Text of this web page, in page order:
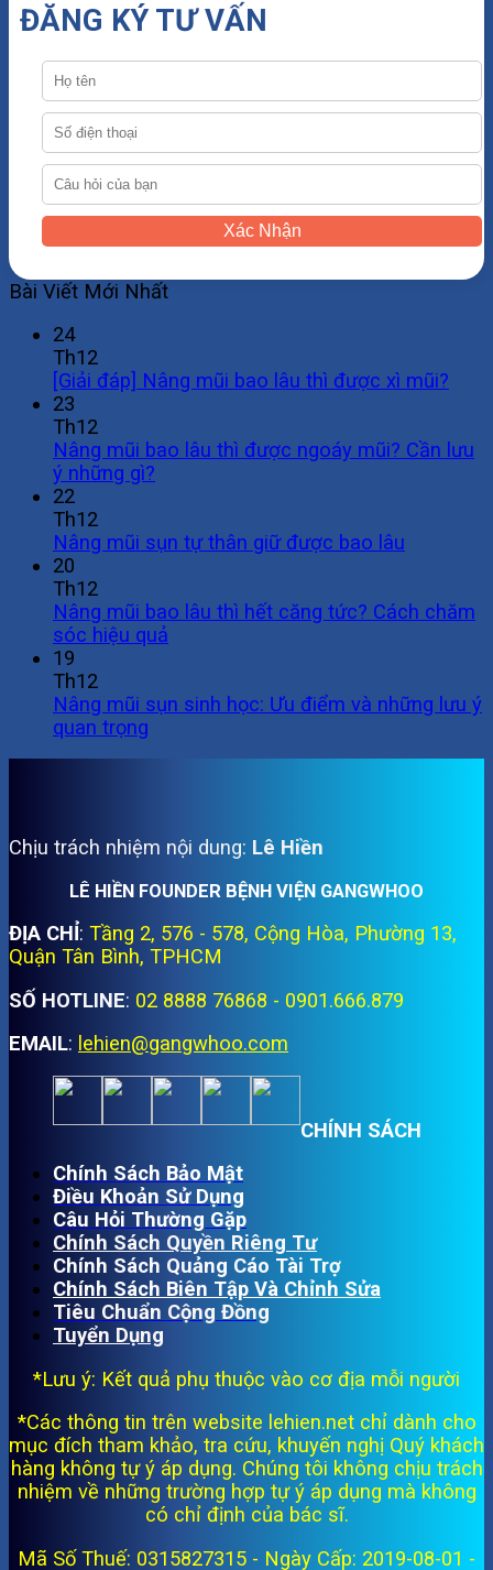
ĐĂNG KÝ TƯ VẤN
Xác Nhận
Bài Viết Mới Nhất
24
Th12
[Giải đáp] Nâng mũi bao lâu thì được xì mũi?
23
Th12
Nâng mũi bao lâu thì được ngoáy mũi? Cần lưu
ý những gì?
22
Th12
Nâng mũi sụn tự thân giữ được bao lâu
20
Th12
Nâng mũi bao lâu thì hết căng tức? Cách chăm
sóc hiệu quả
19
Th12
Nâng mũi sụn sinh học: Ưu điểm và những lưu ý
quan trọng
Chịu trách nhiệm nội dung: Lê Hiền
LÊ HIỀN FOUNDER BỆNH VIỆN GANGWHOO
ĐỊA CHỈ: Tầng 2, 576 - 578, Cộng Hòa, Phường 13,
Quận Tân Bình, TPHCM
SỐ HOTLINE: 02 8888 76868 - 0901.666.879
EMAIL: lehien@gangwhoo.com
CHÍNH SÁCH
Chính Sách Bảo Mật
Điều Khoản Sử Dụng
Câu Hỏi Thường Gặp
Chính Sách Quyền Riêng Tư
Chính Sách Quảng Cáo Tài Trợ
Chính Sách Biên Tập Và Chỉnh Sửa
Tiêu Chuẩn Cộng Đồng
Tuyển Dụng
*Lưu ý: Kết quả phụ thuộc vào cơ địa mỗi người
*Các thông tin trên website lehien.net chỉ dành cho
mục đích tham khảo, tra cứu, khuyến nghị Quý khách
hàng không tự ý áp dụng. Chúng tôi không chịu trách
nhiệm về những trường hợp tự ý áp dụng mà không
có chỉ định của bác sĩ.
Mã Số Thuế: 0315827315 - Ngày Cấp: 2019-08-01 -